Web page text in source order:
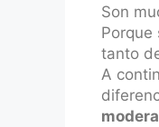
Son
Porque
tanto
A